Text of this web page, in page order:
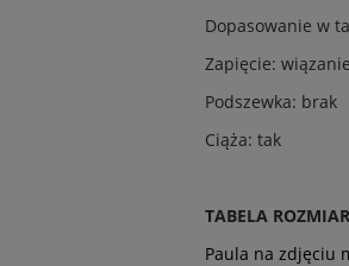
Dopasowanie w
Zapięcie: wiązanie
Podszewka: brak
Ciąża: tak
TABELA
Paula na zdjęciu